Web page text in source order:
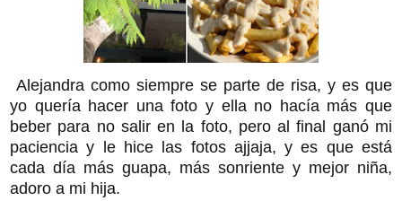
Alejandra como siempre se parte de risa, y es que
yo quería hacer una foto y ella no hacía más que
beber para no salir en la foto, pero al final ganó mi
paciencia y le hice las fotos ajjaja, y es que está
cada día más guapa, más sonriente y mejor niña,
adoro a mi hija.